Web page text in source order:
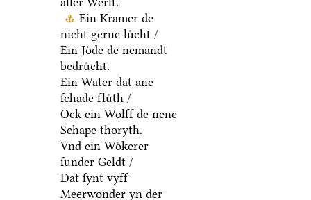
Ein Kramer de
nicht gerne luͤcht /
Ein Joͤde de nemandt
bedruͤcht.
Ein Water dat ane
ſchade fluͤth /
Ock ein Wolff de nene
Schape thoryth.
Vnd ein Woͤkerer
ſunder Geldt /
Dat ſynt vyff
Meerwonder yn der